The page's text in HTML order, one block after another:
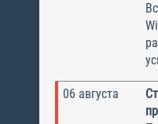
06 августа